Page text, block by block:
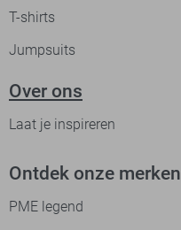
T-shirts
Jumpsuits
Over ons
Laat je inspireren
Ontdek onze merken
PME legend